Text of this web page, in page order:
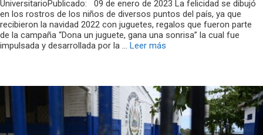
UniversitarioPublicado: 09 de enero de 2023 La felicidad se dibujó
en los rostros de los niños de diversos puntos del país, ya que
recibieron la navidad 2022 con juguetes, regalos que fueron parte
de la campaña “Dona un juguete, gana una sonrisa” la cual fue
impulsada y desarrollada por la … Leer más